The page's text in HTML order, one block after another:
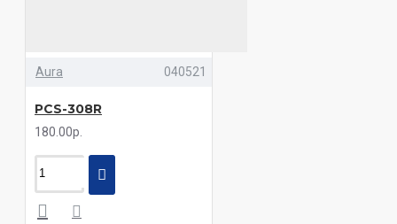
Aura 040521
PCS-308R
180.00р.